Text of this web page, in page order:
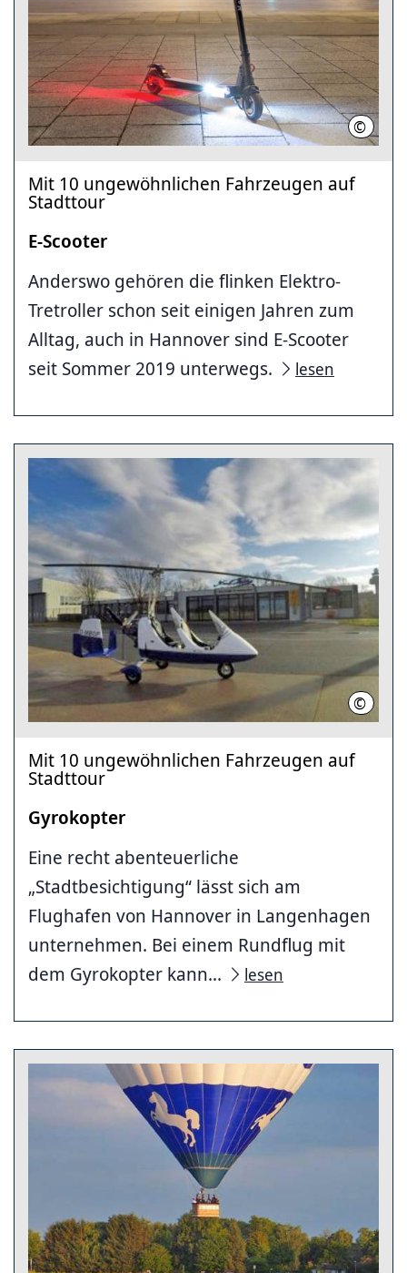
© Moovi
Mit 10 ungewöhnlichen Fahrzeugen auf
Stadttour
E-Scooter
Anderswo gehören die flinken Elektro-
Tretroller schon seit einigen Jahren zum
Alltag, auch in Hannover sind E-Scooter
seit Sommer 2019 unterwegs.
lesen
©
Mit 10 ungewöhnlichen Fahrzeugen auf
Stadttour
Gyrokopter
Eine recht abenteuerliche
„Stadtbesichtigung“ lässt sich am
Flughafen von Hannover in Langenhagen
unternehmen. Bei einem Rundflug mit
dem Gyrokopter kann...
lesen